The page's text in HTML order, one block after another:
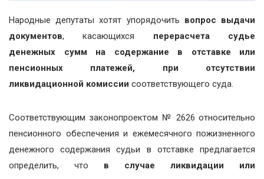
Народные депутаты хотят упорядочить вопрос выдачи
документов, касающихся перерасчета судье
денежных сумм на содержание в отставке или
пенсионных платежей, при отсутствии
ликвидационной комиссии соответствующего суда.
Соответствующим законопроектом № 2626 относительно
пенсионного обеспечения и ежемесячного пожизненного
денежного содержания судьи в отставке предлагается
определить, что в случае ликвидации или